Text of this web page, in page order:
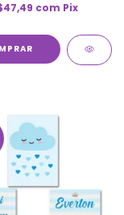
com Pix